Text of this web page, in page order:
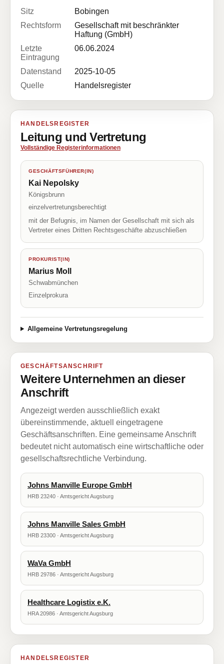
Sitz
Bobingen
Rechtsform
Gesellschaft mit beschränkter
Haftung (GmbH)
Letzte
Eintragung
06.06.2024
Datenstand
2025-10-05
Quelle
Handelsregister
HANDELSREGISTER
Leitung und Vertretung
Vollständige Registerinformationen
GESCHÄFTSFÜHRER(IN)
Kai Nepolsky
Königsbrunn
einzelvertretungsberechtigt
mit der Befugnis, im Namen der Gesellschaft mit sich als
Vertreter eines Dritten Rechtsgeschäfte abzuschließen
PROKURIST(IN)
Marius Moll
Schwabmünchen
Einzelprokura
Allgemeine Vertretungsregelung
GESCHÄFTSANSCHRIFT
Weitere Unternehmen an dieser
Anschrift
Angezeigt werden ausschließlich exakt
übereinstimmende, aktuell eingetragene
Geschäftsanschriften. Eine gemeinsame Anschrift
bedeutet nicht automatisch eine wirtschaftliche oder
gesellschaftsrechtliche Verbindung.
Johns Manville Europe GmbH
HRB 23240 · Amtsgericht Augsburg
Johns Manville Sales GmbH
HRB 23300 · Amtsgericht Augsburg
WaVa GmbH
HRB 29786 · Amtsgericht Augsburg
Healthcare Logistix e.K.
HRA 20986 · Amtsgericht Augsburg
HANDELSREGISTER